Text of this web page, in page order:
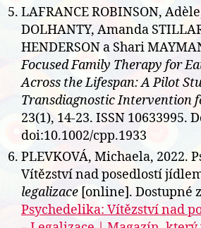
LAFRANCE ROBINSON,
DOLHANTY, Amanda
HENDERSON a Shari
Focused Family Therapy for
Across the Lifespan: A Pilot
Transdiagnostic Intervention
23(1), 14-23. ISSN 10633995.
doi:10.1002/cpp.1933
PLEVKOVÁ, Michaela, 2022.
Vítězství nad posedlostí
legalizace [online]. Dostupné
Psychedelika: Vítězství nad